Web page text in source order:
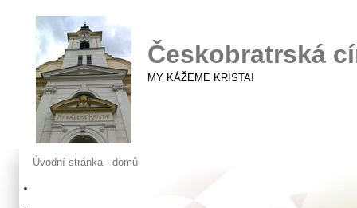
Českobratrská
MY KÁŽEME KRISTA!
Úvodní stránka - domů